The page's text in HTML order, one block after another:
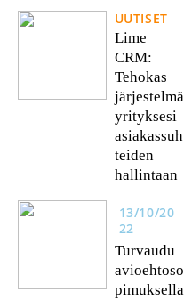
UUTISET
Lime
CRM:
Tehokas
järjestelmä
yrityksesi
asiakassuh
teiden
hallintaan
13/10/20
22
Turvaudu
avioehtoso
pimuksella